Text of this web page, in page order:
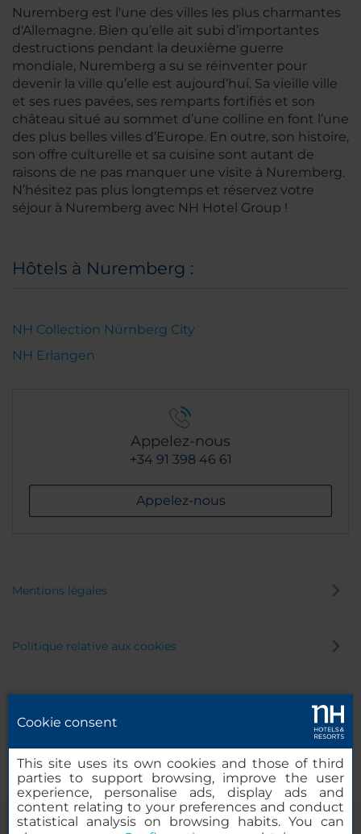
Nuremberg est l'une des villes les plus charmantes
d'Allemagne. Bien qu’elle ait subi d’importantes
destructions pendant la deuxième guerre
mondiale, Nuremberg a su se réinventer pour
devenir la ville qu’elle est aujourd’hui. Sa vieille ville
et ses rues pavées, ses remparts fortifiés et son
château situé au sommet d’une colline en font l’une
des plus belles villes d’Europe. En outre, son histoire,
son offre culturelle et sa cuisine sont autant de
raisons de ne pas manquer une visite à Nuremberg.
N’hésitez pas plus longtemps et réservez votre
séjour à Nuremberg avec NH Hotel Group !
Hôtels à Nuremberg :
NH Collection Nürnberg City
NH Erlangen
Appelez-nous
+34 91 398 46 61
Appelez-nous
Mentions légales
Politique relative aux cookies
Canal éthique
Cookie consent
This site uses its own cookies and those of third
parties to support browsing, improve the user
experience, personalise ads, display ads and
content relating to your preferences and conduct
statistical analysis on browsing habits. You can